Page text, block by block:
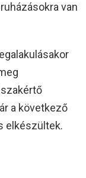
van
a következő
elkészültek.